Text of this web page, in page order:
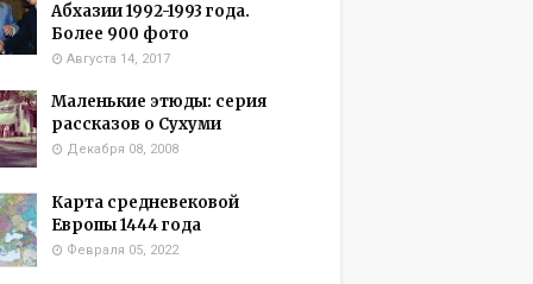
Абхазии 1992-1993 года.
Более 900 фото
Августа 14, 2017
Маленькие этюды: серия
рассказов о Сухуми
Декабря 08, 2008
Карта средневековой
Европы 1444 года
Февраля 05, 2022